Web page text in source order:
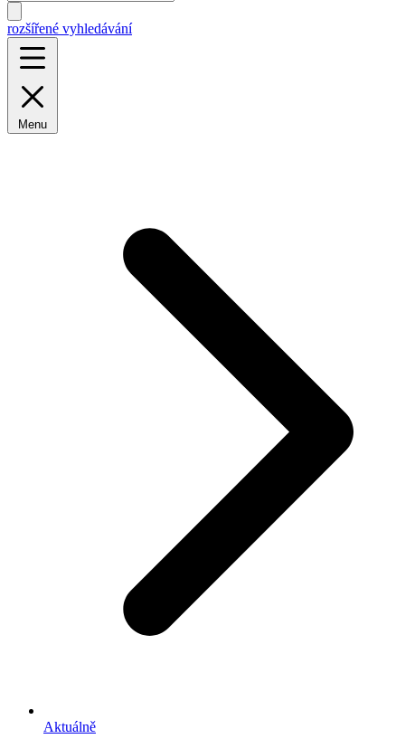
rozšířené vyhledávání
Menu
Aktuálně